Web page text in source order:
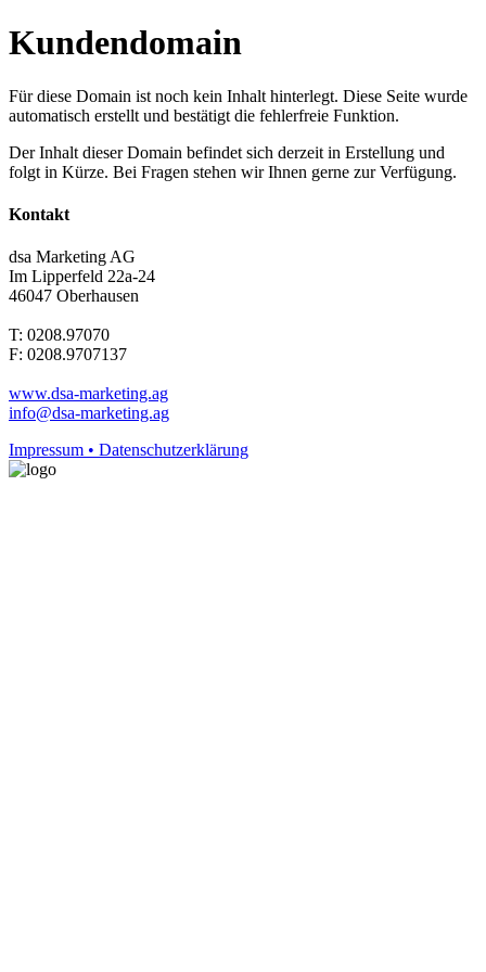
Kundendomain
Für diese Domain ist noch kein Inhalt hinterlegt. Diese Seite wurde
automatisch erstellt und bestätigt die fehlerfreie Funktion.
Der Inhalt dieser Domain befindet sich derzeit in Erstellung und
folgt in Kürze. Bei Fragen stehen wir Ihnen gerne zur Verfügung.
Kontakt
dsa Marketing AG
Im Lipperfeld 22a-24
46047 Oberhausen
T: 0208.97070
F: 0208.9707137
www.dsa-marketing.ag
info@dsa-marketing.ag
Impressum • Datenschutzerklärung